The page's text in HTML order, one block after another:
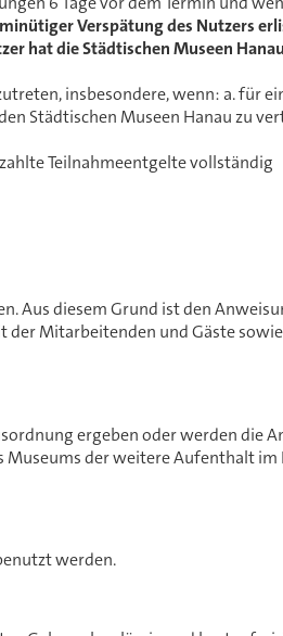
Verspätung des Nutzers
hat die Städtischen Museen
insbesondere, wenn: a. für
Städtischen Museen Hanau zu
Teilnahmeentgelte vollständig
Aus diesem Grund ist den
der Mitarbeitenden und Gäste
ergeben oder werden die
der weitere Aufenthalt im
werden.